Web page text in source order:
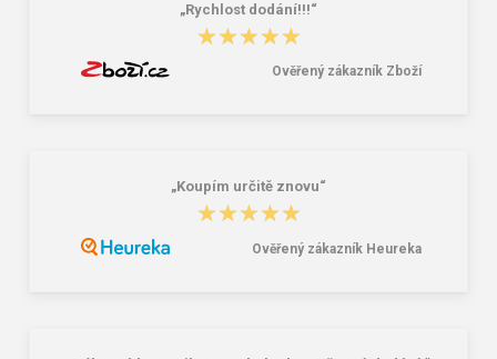
„Rychlost dodání!!!“
★★★★★
★★★★★
Ověřený zákazník Zboží
„Koupím určitě znovu“
★★★★★
★★★★★
Ověřený zákazník Heureka